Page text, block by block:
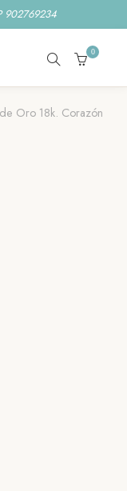
902769234
SEARCH
0
Oro 18k. Corazón